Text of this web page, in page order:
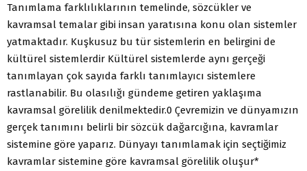
Tanımlama farklılıklarının temelinde, sözcükler ve
kavramsal temalar gibi insan yaratısına konu olan sistemler
yatmaktadır. Kuşkusuz bu tür sistemlerin en belirgini de
kültürel sistemlerdir Kültürel sistemlerde aynı gerçeği
tanımlayan çok sayıda farklı tanımlayıcı sistemlere
rastlanabilir. Bu olasılığı gündeme getiren yaklaşıma
kavramsal görelilik denilmektedir.0 Çevremizin ve dünyamızın
gerçek tanımını belirli bir sözcük dağarcığına, kavramlar
sistemine göre yaparız. Dünyayı tanımlamak için seçtiğimiz
kavramlar sistemine göre kavramsal görelilik oluşur*